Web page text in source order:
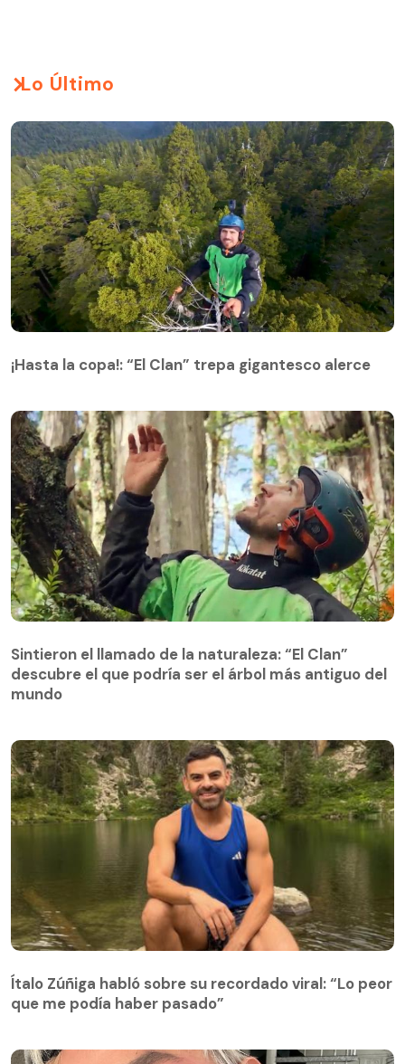
Lo Último
¡Hasta la copa!: “El Clan” trepa gigantesco alerce
descubre el que podría ser el árbol más antiguo del
mundo
Sintieron el llamado de la naturaleza: “El Clan”
descubre el que podría ser el árbol más antiguo del
mundo
Ítalo Zúñiga habló sobre su recordado viral: “Lo peor
que me podía haber pasado”